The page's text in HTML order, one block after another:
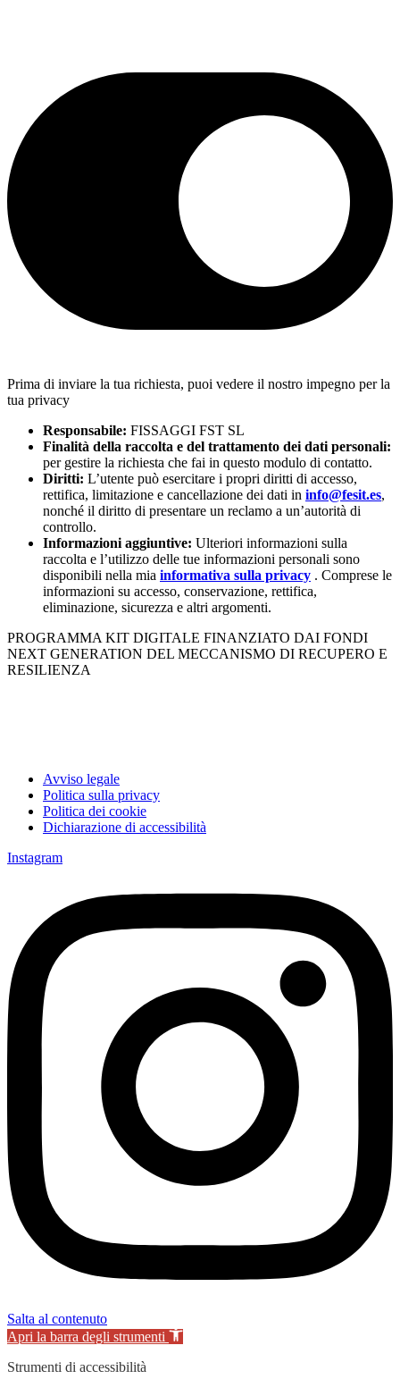
Prima di inviare la tua richiesta, puoi vedere il nostro impegno per la
tua privacy
Responsabile: FISSAGGI FST SL
Finalità della raccolta e del trattamento dei dati personali:
per gestire la richiesta che fai in questo modulo di contatto.
Diritti: L’utente può esercitare i propri diritti di accesso,
rettifica, limitazione e cancellazione dei dati in info@fesit.es,
nonché il diritto di presentare un reclamo a un’autorità di
controllo.
Informazioni aggiuntive: Ulteriori informazioni sulla
raccolta e l’utilizzo delle tue informazioni personali sono
disponibili nella mia informativa sulla privacy . Comprese le
informazioni su accesso, conservazione, rettifica,
eliminazione, sicurezza e altri argomenti.
PROGRAMMA KIT DIGITALE FINANZIATO DAI FONDI
NEXT GENERATION DEL MECCANISMO DI RECUPERO E
RESILIENZA
Avviso legale
Politica sulla privacy
Politica dei cookie
Dichiarazione di accessibilità
Instagram
Salta al contenuto
Apri la barra degli strumenti
Strumenti di accessibilità